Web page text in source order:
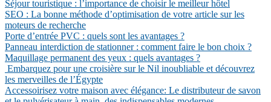
Séjour touristique : l’importance de choisir le meilleur hôtel
SEO : La bonne méthode d’optimisation de votre article sur les
moteurs de recherche
Porte d’entrée PVC : quels sont les avantages ?
Panneau interdiction de stationner : comment faire le bon choix ?
Maquillage permanent des yeux : quels avantages ?
Embarquez pour une croisière sur le Nil inoubliable et découvrez
les merveilles de l’Égypte
Accessoirisez votre maison avec élégance: Le distributeur de savon